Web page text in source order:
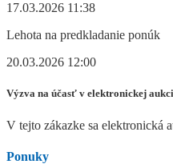
17.03.2026 11:38
Lehota na predkladanie ponúk
20.03.2026 12:00
Výzva na účasť v elektronickej
V tejto zákazke sa elektronická
Ponuky